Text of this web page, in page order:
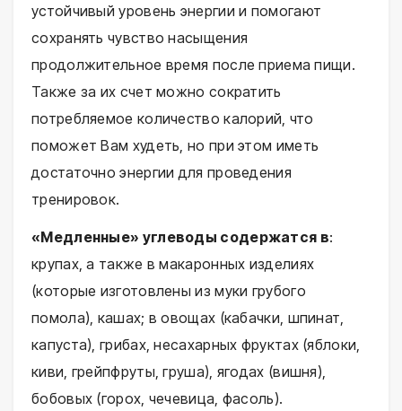
устойчивый уровень энергии и помогают
сохранять чувство насыщения
продолжительное время после приема пищи.
Также за их счет можно сократить
потребляемое количество калорий, что
поможет Вам худеть, но при этом иметь
достаточно энергии для проведения
тренировок.
«Медленные» углеводы содержатся в:
крупах, а также в макаронных изделиях
(которые изготовлены из муки грубого
помола), кашах; в овощах (кабачки, шпинат,
капуста), грибах, несахарных фруктах (яблоки,
киви, грейпфруты, груша), ягодах (вишня),
бобовых (горох, чечевица, фасоль).